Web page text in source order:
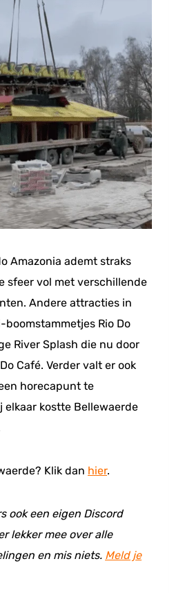
Amazonia ademt straks
sfeer vol met verschillende
Andere attracties in
Rio Do
River Splash die nu door
Café. Verder valt er ook
horecapunt te
elkaar kostte Bellewaerde
Klik dan hier.
ook een eigen Discord
lekker mee over alle
en mis niets. Meld je